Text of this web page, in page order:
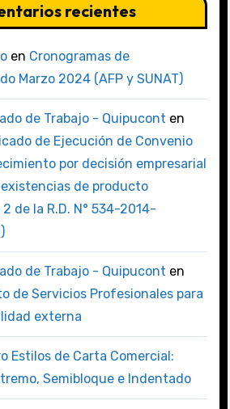
recientes
en Cronogramas de
Marzo 2024 (AFP y SUNAT)
de Trabajo - Quipucont en
de Ejecución de Convenio
por decisión empresarial
de producto
de la R.D. N° 534-2014-
de Trabajo - Quipucont en
de Servicios Profesionales para
externa
Estilos de Carta Comercial:
Semibloque e Indentado